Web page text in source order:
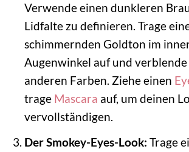
Verwende einen dunkleren
Lidfalte zu definieren. Trage
schimmernden Goldton im
Augenwinkel auf und
anderen Farben. Ziehe einen
trage Mascara auf, um deinen
vervollständigen.
Der Smokey-Eyes-Look: Trage